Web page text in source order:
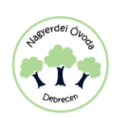
tartalomra